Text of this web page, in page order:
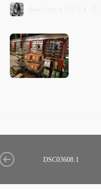
Katia Farias 0
DSC03608.1